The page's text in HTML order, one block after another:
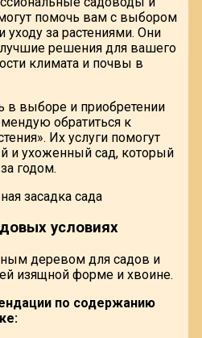
помочь вам с выбором
уходу за растениями. Они
решения для вашего
климата и почвы в
выборе и приобретении
обратиться к
Их услуги помогут
и ухоженный сад, который
годом.
условиях
деревом для садов и
изящной форме и хвоине.
по содержанию